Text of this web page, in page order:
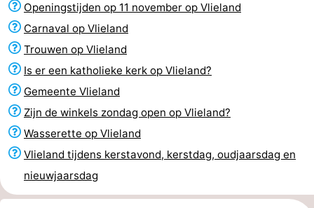
Monumenten
-
Uitkijkpunten
Attracties
-
Rondvaarten
-
Speeltuinen
Natuur
Rondleidingen
Openingstijden op 11 november op Vlieland
Carnaval op Vlieland
Trouwen op Vlieland
Is er een katholieke kerk op Vlieland?
Gemeente Vlieland
Zijn de winkels zondag open op Vlieland?
Wasserette op Vlieland
Vlieland tijdens kerstavond, kerstdag, oudjaarsdag en
nieuwjaarsdag